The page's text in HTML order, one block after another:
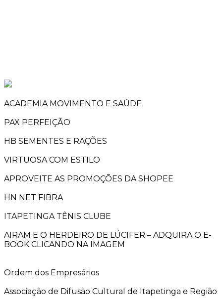
ACADEMIA MOVIMENTO E SAÚDE
PAX PERFEIÇÃO
HB SEMENTES E RAÇÕES
VIRTUOSA COM ESTILO
APROVEITE AS PROMOÇÕES DA SHOPEE
HN NET FIBRA
ITAPETINGA TÊNIS CLUBE
AIRAM E O HERDEIRO DE LÚCIFER – ADQUIRA O E-
BOOK CLICANDO NA IMAGEM
Ordem dos Empresários
Associação de Difusão Cultural de Itapetinga e Região